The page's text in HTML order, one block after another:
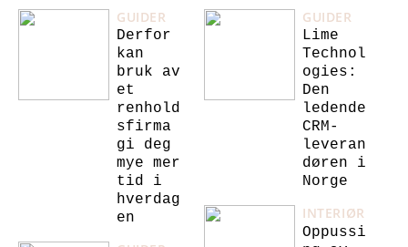
GUIDER
Derfor
kan
bruk av
et
renhold
sfirma
gi deg
mye mer
tid i
hverdag
en
GUIDER
Lime
Technol
ogies:
Den
ledende
CRM-
leveran
døren i
Norge
INTERIØR
Oppussi